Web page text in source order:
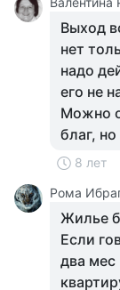
Выход
нет
надо
его не
Можно
благ,
8 лет
Рома
Жилье
Если
два мес